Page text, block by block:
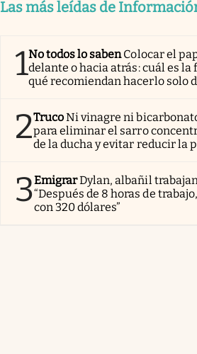
Las más leídas de
1No todos lo sabenColocar el
delante o hacia atrás: cuál es
qué recomiendan hacerlo solo
2TrucoNi vinagre ni
para eliminar el sarro
de la ducha y evitar reducir la
3EmigrarDylan, albañil
“Después de 8 horas de
con 320 dólares”